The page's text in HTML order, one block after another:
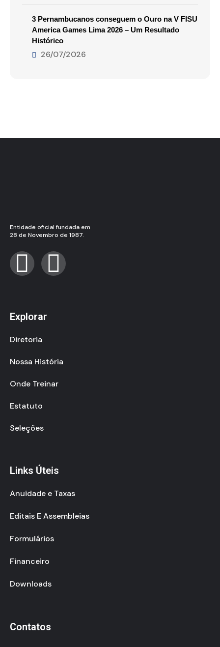
3 Pernambucanos conseguem o Ouro na V FISU
America Games Lima 2026 – Um Resultado
Histórico
26/07/2026
Entidade oficial fundada em
28 de Novembro de 1987.
Explorar
Diretoria
Nossa História
Onde Treinar
Estatuto
Seleções
Links Úteis
Anuidade e Taxas
Editais E Assembleias
Formulários
Financeiro
Downloads
Contatos